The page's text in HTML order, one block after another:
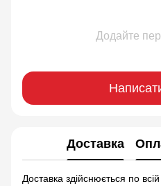
Додайте
Доставка
Доставка здійснюється по